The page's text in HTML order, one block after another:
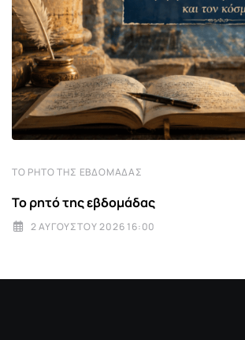
ΤΟ ΡΗΤΌ ΤΗΣ ΕΒΔΟΜΆΔΑΣ
Το ρητό της εβδομάδας
2 ΑΥΓΟΎΣΤΟΥ 2026 16:00